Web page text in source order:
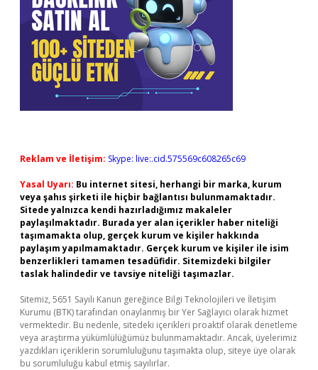
Reklam ve İletişim: Skype: live:.cid.575569c608265c69
Yasal Uyarı: Bu internet sitesi, herhangi bir marka, kurum
veya şahıs şirketi ile hiçbir bağlantısı bulunmamaktadır.
Sitede yalnızca kendi hazırladığımız makaleler
paylaşılmaktadır. Burada yer alan içerikler haber niteliği
taşımamakta olup, gerçek kurum ve kişiler hakkında
paylaşım yapılmamaktadır. Gerçek kurum ve kişiler ile isim
benzerlikleri tamamen tesadüfidir. Sitemizdeki bilgiler
taslak halindedir ve tavsiye niteliği taşımazlar.
Sitemiz, 5651 Sayılı Kanun gereğince Bilgi Teknolojileri ve İletişim
Kurumu (BTK) tarafından onaylanmış bir Yer Sağlayıcı olarak hizmet
vermektedir. Bu nedenle, sitedeki içerikleri proaktif olarak denetleme
veya araştırma yükümlülüğümüz bulunmamaktadır. Ancak, üyelerimiz
yazdıkları içeriklerin sorumluluğunu taşımakta olup, siteye üye olarak
bu sorumluluğu kabul etmiş sayılırlar.